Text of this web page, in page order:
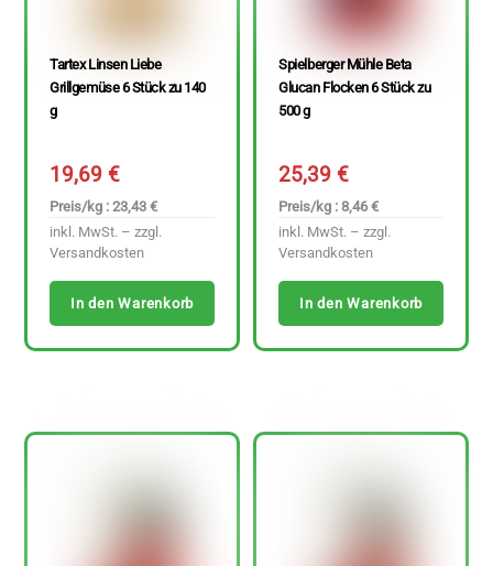
Tartex Linsen Liebe
Grillgemüse 6 Stück zu 140
g
19,69€
Preis/kg : 23,43 €
inkl. MwSt. – zzgl.
Versandkosten
In den Warenkorb
Spielberger Mühle Beta
Glucan Flocken 6 Stück zu
500 g
25,39€
Preis/kg : 8,46 €
inkl. MwSt. – zzgl.
Versandkosten
In den Warenkorb